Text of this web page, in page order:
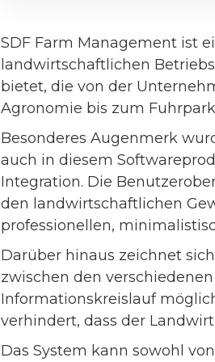
SDF Farm Management ist
landwirtschaftlichen
bietet, die von der
Agronomie bis zum
Besonderes Augenmerk
auch in diesem
Integration. Die
den landwirtschaftlichen
professionellen,
Darüber hinaus zeichnet
zwischen den
Informationskreislauf
verhindert, dass der
Das System kann sowohl